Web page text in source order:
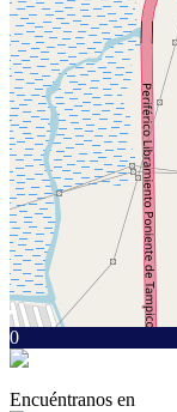
0
Encuéntranos en